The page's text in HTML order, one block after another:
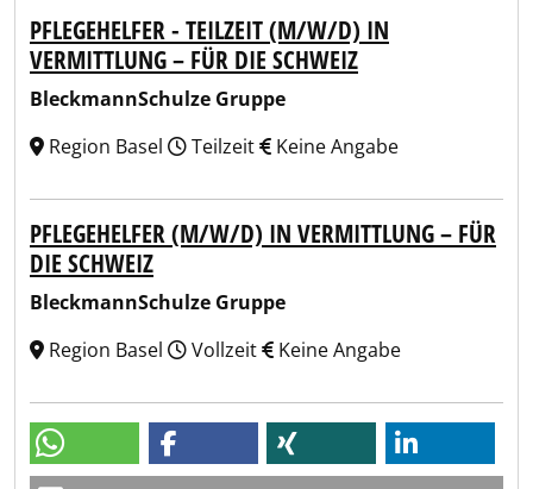
PFLEGEHELFER - TEILZEIT (M/W/D) IN
VERMITTLUNG – FÜR DIE SCHWEIZ
BleckmannSchulze Gruppe
Region Basel
Teilzeit Keine Angabe
PFLEGEHELFER (M/W/D) IN VERMITTLUNG – FÜR
DIE SCHWEIZ
BleckmannSchulze Gruppe
Region Basel
Vollzeit Keine Angabe